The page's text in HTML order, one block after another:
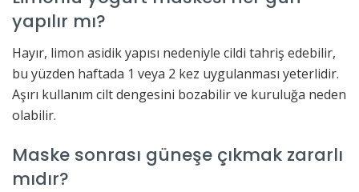
yapılır mı?
Hayır, limon asidik yapısı nedeniyle cildi tahriş edebilir,
bu yüzden haftada 1 veya 2 kez uygulanması yeterlidir.
Aşırı kullanım cilt dengesini bozabilir ve kuruluğa neden
olabilir.
Maske sonrası güneşe çıkmak zararlı
mıdır?